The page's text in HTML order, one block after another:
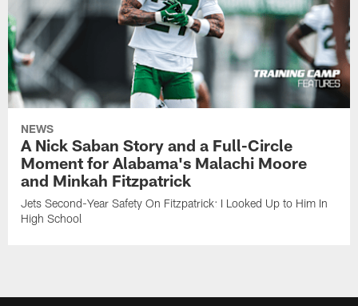
NEWS
A Nick Saban Story and a Full-Circle
Moment for Alabama's Malachi Moore
and Minkah Fitzpatrick
Jets Second-Year Safety On Fitzpatrick: I Looked Up to Him In
High School